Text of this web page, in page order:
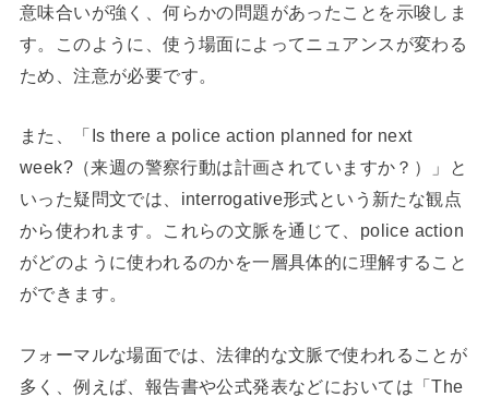
意味合いが強く、何らかの問題があったことを示唆しま
す。このように、使う場面によってニュアンスが変わる
ため、注意が必要です。
また、「Is there a police action planned for next
week?（来週の警察行動は計画されていますか？）」と
いった疑問文では、interrogative形式という新たな観点
から使われます。これらの文脈を通じて、police action
がどのように使われるのかを一層具体的に理解すること
ができます。
フォーマルな場面では、法律的な文脈で使われることが
多く、例えば、報告書や公式発表などにおいては「The